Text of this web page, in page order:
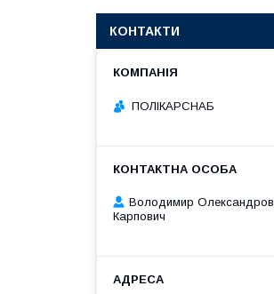
КОНТАКТИ
ПОЛІКАРСНАБ
Володимир
Карпович